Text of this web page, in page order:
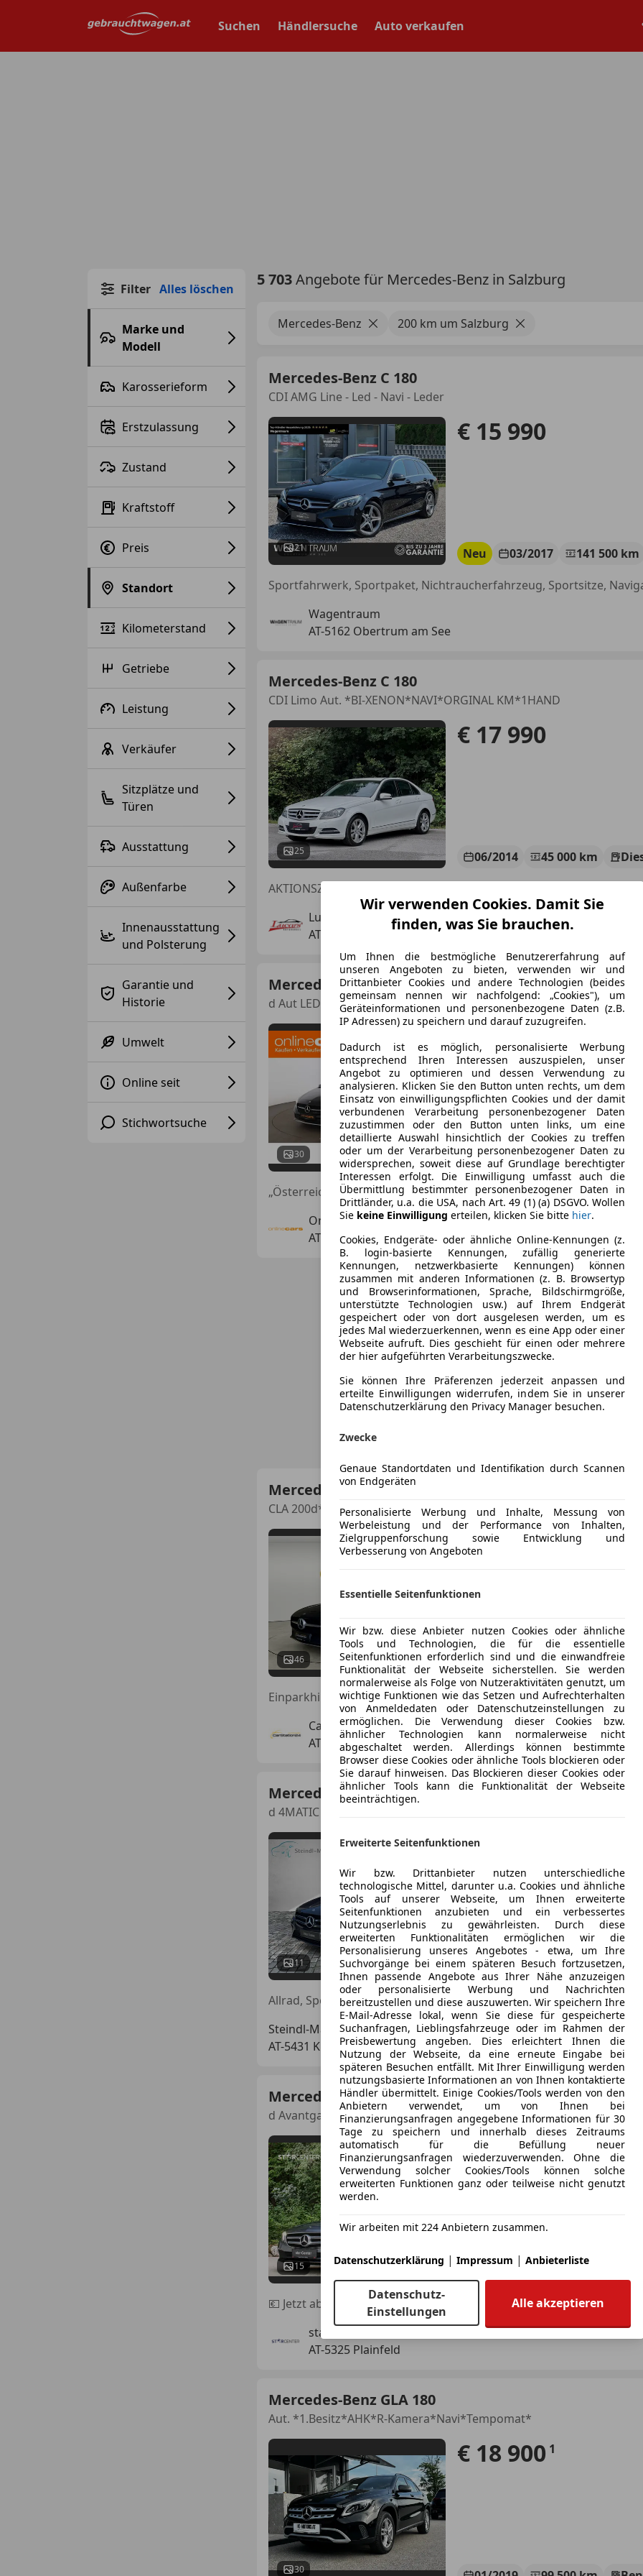
Suchen Händlersuche Auto verkaufen
Filter Alles löschen
Marke und
Modell
Karosserieform
Erstzulassung
Zustand
Kraftstoff
Preis
Standort
Kilometerstand
Getriebe
Leistung
Verkäufer
Sitzplätze und
Türen
Ausstattung
Außenfarbe
Innenausstattung
und Polsterung
Garantie und
Historie
Umwelt
Online seit
Stichwortsuche
5 703Angebote für Mercedes-Benz in Salzburg
Mercedes-Benz 200 km um Salzburg
Mercedes-Benz C 180
CDI AMG Line - Led - Navi - Leder
21
€ 15 990
Neu 03/2017 141 500 km
Wagentraum
AT-5162 Obertrum am See
Mercedes-Benz C 180
CDI Limo Aut. *BI-XENON*NAVI*ORGINAL KM*1HAND
25
€ 17 990
06/2014 45 000 km
AKTIONSZINSSATZ ab 5,99%FIX! AKTIONSWOCHE! BESTPREIS!
LuCars GmbH
AT-5020 Salzburg
Mercedes-Benz A 180
d Aut LEDER SPORTSITZE SITZHZG PARKHILFE
30
€ 12 790
Neu 02/2018 125 935 km
„Österreichs größtes Gebrauchtwagen-Outlet“
Onlinecars Vertriebs GmbH
AT-8143 Dobl bei Lieboch
Mercedes-Benz CLA 200
CLA 200d*1BESITZ*ACC*TLEDER*ABSTT*HCAM*LED*SPUR*
46
€ 20 990 1
04/2022 149 999 km
CarStation24 GmbH
AT-5020 Salzburg
Mercedes-Benz GLC 220
d 4MATIC PTS Shz Navi Sportpaket LED AMG
11
€ 24 990
04/2016 117 063 km
Allrad, Sportsitze, Sportpaket, Sitzheizung, Notrufsystem,
Steindl-Mayr OHG
AT-5431 Kuchl
Mercedes-Benz E 220
d Avantgarde Aut.
15
€ 24 900
08/2018
💶 Jetzt ab nur 219,-€ pro Monat!
star-Center unlimited e.U.
AT-5325 Plainfeld
Mercedes-Benz GLA 180
Aut. *1.Besitz*AHK*R-Kamera*Navi*Tempomat*
30
€ 18 900 1
Wir verwenden Cookies. Damit Sie
finden, was Sie brauchen.
Um Ihnen die bestmögliche Benutzererfahrung auf
unseren Angeboten zu bieten, verwenden wir und
Drittanbieter Cookies und andere Technologien (beides
gemeinsam nennen wir nachfolgend: „Cookies"), um
Geräteinformationen und personenbezogene Daten (z.B.
IP Adressen) zu speichern und darauf zuzugreifen.
Dadurch ist es möglich, personalisierte Werbung
entsprechend Ihren Interessen auszuspielen, unser
Angebot zu optimieren und dessen Verwendung zu
analysieren. Klicken Sie den Button unten rechts, um dem
Einsatz von einwilligungspflichten Cookies und der damit
verbundenen Verarbeitung personenbezogener Daten
zuzustimmen oder den Button unten links, um eine
detaillierte Auswahl hinsichtlich der Cookies zu treffen
oder um der Verarbeitung personenbezogener Daten zu
widersprechen, soweit diese auf Grundlage berechtigter
Interessen erfolgt. Die Einwilligung umfasst auch die
Übermittlung bestimmter personenbezogener Daten in
Drittländer, u.a. die USA, nach Art. 49 (1) (a) DSGVO. Wollen
Sie keine Einwilligung erteilen, klicken Sie bitte hier.
Cookies, Endgeräte- oder ähnliche Online-Kennungen (z.
B. login-basierte Kennungen, zufällig generierte
Kennungen, netzwerkbasierte Kennungen) können
zusammen mit anderen Informationen (z. B. Browsertyp
und Browserinformationen, Sprache, Bildschirmgröße,
unterstützte Technologien usw.) auf Ihrem Endgerät
gespeichert oder von dort ausgelesen werden, um es
jedes Mal wiederzuerkennen, wenn es eine App oder einer
Webseite aufruft. Dies geschieht für einen oder mehrere
der hier aufgeführten Verarbeitungszwecke.
Sie können Ihre Präferenzen jederzeit anpassen und
erteilte Einwilligungen widerrufen, indem Sie in unserer
Datenschutzerklärung den Privacy Manager besuchen.
Zwecke
Genaue Standortdaten und Identifikation durch Scannen
von Endgeräten
Personalisierte Werbung und Inhalte, Messung von
Werbeleistung und der Performance von Inhalten,
Zielgruppenforschung sowie Entwicklung und
Verbesserung von Angeboten
Essentielle Seitenfunktionen
Wir bzw. diese Anbieter nutzen Cookies oder ähnliche
Tools und Technologien, die für die essentielle
Seitenfunktionen erforderlich sind und die einwandfreie
Funktionalität der Webseite sicherstellen. Sie werden
normalerweise als Folge von Nutzeraktivitäten genutzt, um
wichtige Funktionen wie das Setzen und Aufrechterhalten
von Anmeldedaten oder Datenschutzeinstellungen zu
ermöglichen. Die Verwendung dieser Cookies bzw.
ähnlicher Technologien kann normalerweise nicht
abgeschaltet werden. Allerdings können bestimmte
Browser diese Cookies oder ähnliche Tools blockieren oder
Sie darauf hinweisen. Das Blockieren dieser Cookies oder
ähnlicher Tools kann die Funktionalität der Webseite
beeinträchtigen.
Erweiterte Seitenfunktionen
Wir bzw. Drittanbieter nutzen unterschiedliche
technologische Mittel, darunter u.a. Cookies und ähnliche
Tools auf unserer Webseite, um Ihnen erweiterte
Seitenfunktionen anzubieten und ein verbessertes
Nutzungserlebnis zu gewährleisten. Durch diese
erweiterten Funktionalitäten ermöglichen wir die
Personalisierung unseres Angebotes - etwa, um Ihre
Suchvorgänge bei einem späteren Besuch fortzusetzen,
Ihnen passende Angebote aus Ihrer Nähe anzuzeigen
oder personalisierte Werbung und Nachrichten
bereitzustellen und diese auszuwerten. Wir speichern Ihre
E-Mail-Adresse lokal, wenn Sie diese für gespeicherte
Suchanfragen, Lieblingsfahrzeuge oder im Rahmen der
Preisbewertung angeben. Dies erleichtert Ihnen die
Nutzung der Webseite, da eine erneute Eingabe bei
späteren Besuchen entfällt. Mit Ihrer Einwilligung werden
nutzungsbasierte Informationen an von Ihnen kontaktierte
Händler übermittelt. Einige Cookies/Tools werden von den
Anbietern verwendet, um von Ihnen bei
Finanzierungsanfragen angegebene Informationen für 30
Tage zu speichern und innerhalb dieses Zeitraums
automatisch für die Befüllung neuer
Finanzierungsanfragen wiederzuverwenden. Ohne die
Verwendung solcher Cookies/Tools können solche
erweiterten Funktionen ganz oder teilweise nicht genutzt
werden.
Wir arbeiten mit 224 Anbietern zusammen.
Datenschutzerklärung | Impressum | Anbieterliste
Datenschutz-
Einstellungen
Alle akzeptieren